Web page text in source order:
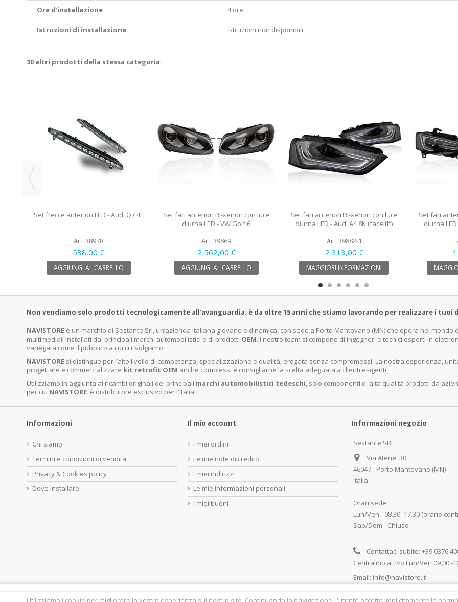
Ore d'installazione 4 ore
Istruzioni di installazione Istruzioni non disponibili
30 altri prodotti della stessa categoria:
Set frecce anteriori LED - Audi Q7 4L
Art. 38978
538,00 €
AGGIUNGI AL CARRELLO
Set fari anteriori Bi-xenon con luce
diurna LED - VW Golf 6
Art. 39869
2 562,00 €
AGGIUNGI AL CARRELLO
Set fari anteriori Bi-xenon con luce
diurna LED - Audi A4 8K (facelift)
Art. 39882-1
2 313,00 €
MAGGIORI INFORMAZIONI
Set fari
diurna
Non vendiamo solo prodotti tecnologicamente all’avanguardia: è da oltre 15 anni che stiamo lavorando per realizzare i tuoi
NAVISTORE è un marchio di Sestante Srl, un’azienda Italiana giovane e dinamica, con sede a Porto Mantovano (MN) che opera nel mondo
multimediali installati dai principali marchi automobilistici e di prodotti OEM.Il nostro team si compone di ingegneri e tecnici esperti in
variegata come il pubblico a cui ci rivolgiamo.
NAVISTORE si distingue per l’alto livello di competenza, specializzazione e qualità, erogata senza compromessi. La nostra esperienza,
progettare e commercializzare kit retrofit OEM anche complessi e consigliarne la scelta adeguata a clienti esigenti.
Utilizziamo in aggiunta ai ricambi originali dei principali marchi automobilistici tedeschi, solo componenti di alta qualità prodotti da
per cui NAVISTORE è distributore esclusivo per l'Italia.
Informazioni
Chi siamo
Termini e condizioni di vendita
Privacy & Cookies policy
Dove Installare
Il mio account
I miei ordini
Le mie note di credito
I miei indirizzi
Le mie informazioni personali
I miei buoni
Informazioni negozio
Sestante SRL
Via Atene, 30
46047 - Porto Mantovano (MN)
Italia
Orari sede:
Lun/Ven - 08.30 -17.30 (orario
Sab/Dom - Chiuso
Contattaci subito: +39 0376
Centralino attivo Lun/Ven 09.00 -
Email: info@navistore.it